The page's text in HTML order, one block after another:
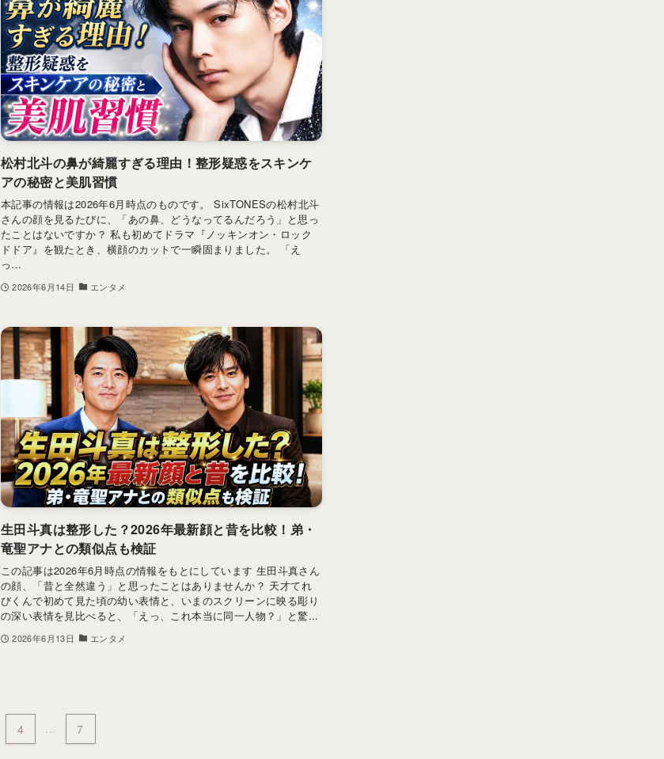
松村北斗の鼻が綺麗すぎる理由！整形疑惑をスキンケ
アの秘密と美肌習慣
本記事の情報は2026年6月時点のものです。 SixTONESの松村北斗
さんの顔を見るたびに、「あの鼻、どうなってるんだろう」と思っ
たことはないですか？ 私も初めてドラマ『ノッキンオン・ロック
ドドア』を観たとき、横顔のカットで一瞬固まりました。 「え
っ...
2026年6月14日 エンタメ
生田斗真は整形した？2026年最新顔と昔を比較！弟・
竜聖アナとの類似点も検証
この記事は2026年6月時点の情報をもとにしています 生田斗真さん
の顔、「昔と全然違う」と思ったことはありませんか？ 天才てれ
びくんで初めて見た頃の幼い表情と、いまのスクリーンに映る彫り
の深い表情を見比べると、「えっ、これ本当に同一人物？」と驚...
2026年6月13日 エンタメ
4 7